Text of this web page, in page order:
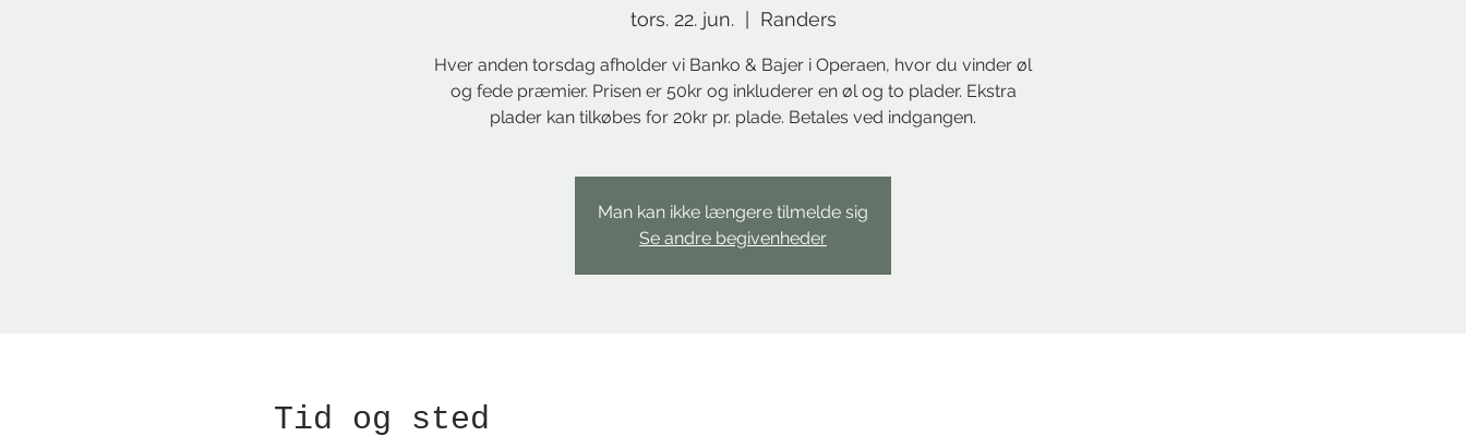
tors. 22. jun.
  |
Randers
Hver anden torsdag afholder vi Banko & Bajer i Operaen, hvor du vinder øl
og fede præmier. Prisen er 50kr og inkluderer en øl og to plader. Ekstra
plader kan tilkøbes for 20kr pr. plade. Betales ved indgangen.
Man kan ikke længere tilmelde sig
Se andre begivenheder
Tid og sted